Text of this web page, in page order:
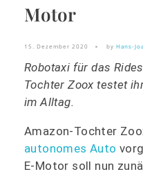
Motor
15. Dezember 2020 by Hans-
Robotaxi für das
Tochter Zoox testet
im Alltag.
Amazon-Tochter
autonomes Auto
E-Motor soll nun